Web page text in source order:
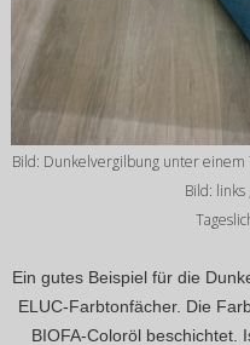
Bild:
Bild: links
Ein gutes Beispiel für die
ELUC-Farbtonfächer. Die
BIOFA-Coloröl beschichtet.